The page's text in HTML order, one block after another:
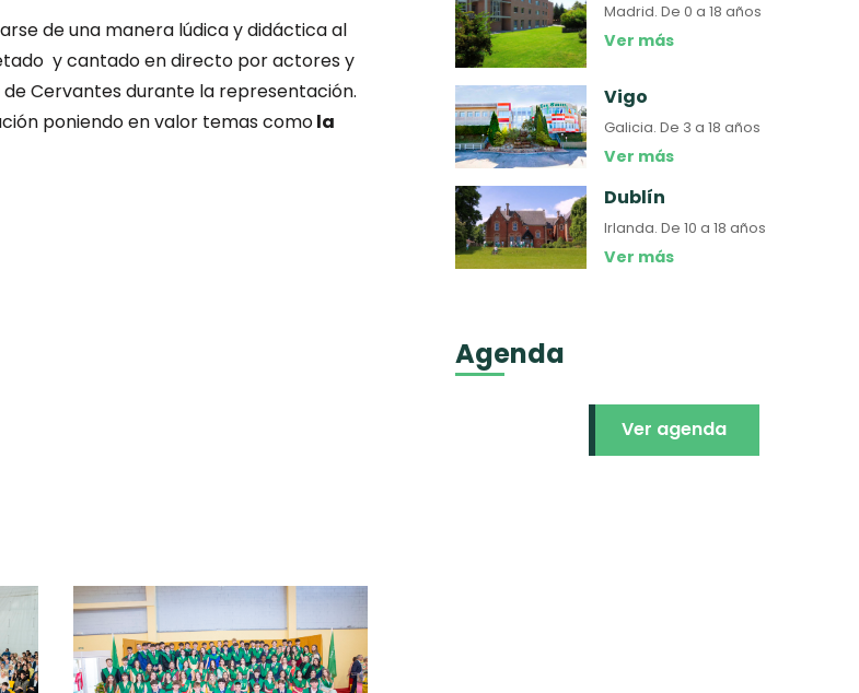
de una manera lúdica y didáctica al
y cantado en directo por actores y
Cervantes durante la representación.
poniendo en valor temas comola
Madrid.De 0 a 18 años
Ver más
Vigo
Galicia.De 3 a 18 años
Ver más
Dublín
Irlanda.De 10 a 18 años
Ver más
Agenda
Ver agenda